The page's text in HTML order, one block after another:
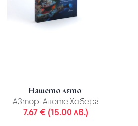
Нашето лято
Автор: Анете Хоберг
7.67 € (15.00 лв.)